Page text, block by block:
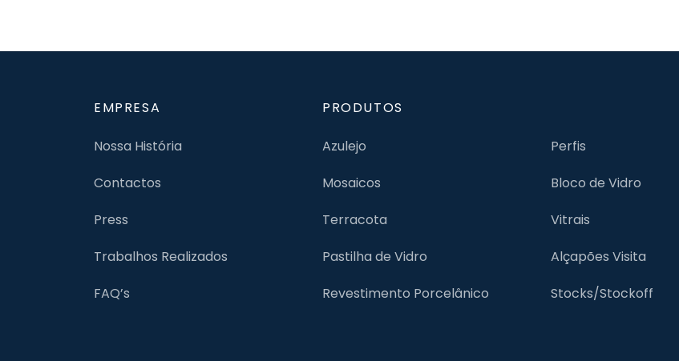
EMPRESA
Nossa História
Contactos
Press
Trabalhos Realizados
FAQ’s
PRODUTOS
Azulejo
Mosaicos
Terracota
Pastilha de Vidro
Revestimento Porcelânico
Perfis
Bloco de Vidro
Vitrais
Alçapões Visita
Stocks/Stockoff